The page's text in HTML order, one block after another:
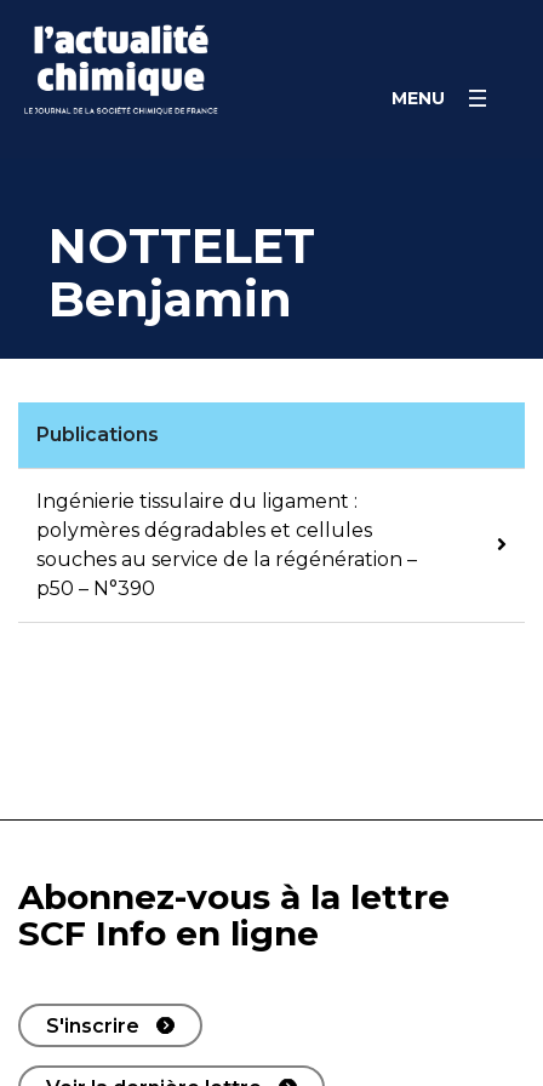
content
MENU
NOTTELET
Benjamin
Publications
Ingénierie tissulaire du ligament :
polymères dégradables et cellules
souches au service de la régénération –
p50 – N°390
Abonnez-vous à la lettre
SCF Info en ligne
S'inscrire